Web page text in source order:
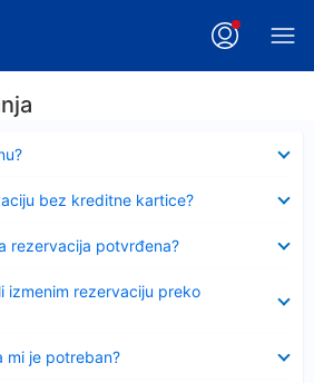
bez kreditne kartice?
rezervacija potvrđena?
izmenim rezervaciju preko
mi je potreban?